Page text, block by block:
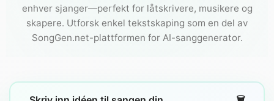
enhver sjanger—perfekt for låtskrivere, musikere og
skapere. Utforsk enkel tekstskaping som en del av
SongGen.net-plattformen for AI-sanggenerator.